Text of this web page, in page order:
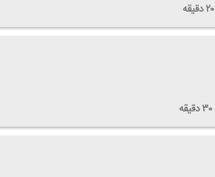
۲۰دقیقه
۳۰دقیقه